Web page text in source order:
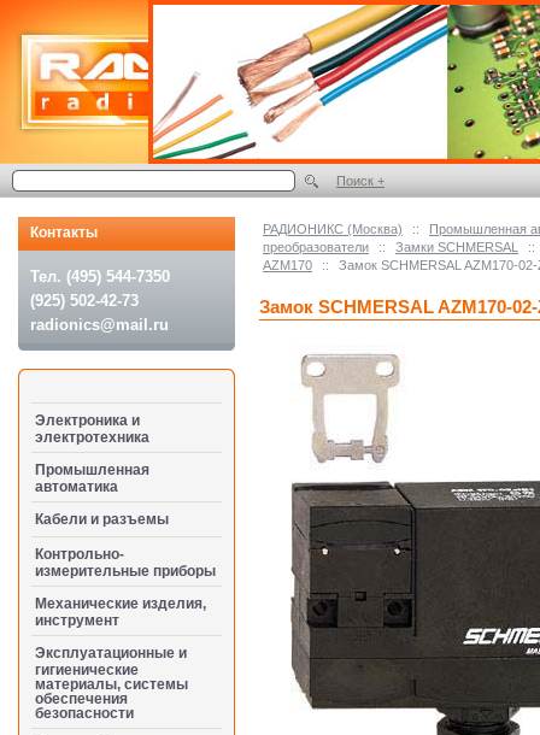
РАДИОНИКС (Москва) ::
Промышленная
преобразователи
:: Замки SCHMERSAL
::
AZM170
:: Замок SCHMERSAL AZM170-
Замок SCHMERSAL AZM170-
Контакты
Тел. (495) 544-7350
(925) 502-42-73
radionics@mail.ru
Электроника и
электротехника
Промышленная
автоматика
Кабели и разъемы
Контрольно-
измерительные приборы
Механические изделия,
инструмент
Эксплуатационные и
гигиенические
материалы, системы
обеспечения
безопасности
Поиск +